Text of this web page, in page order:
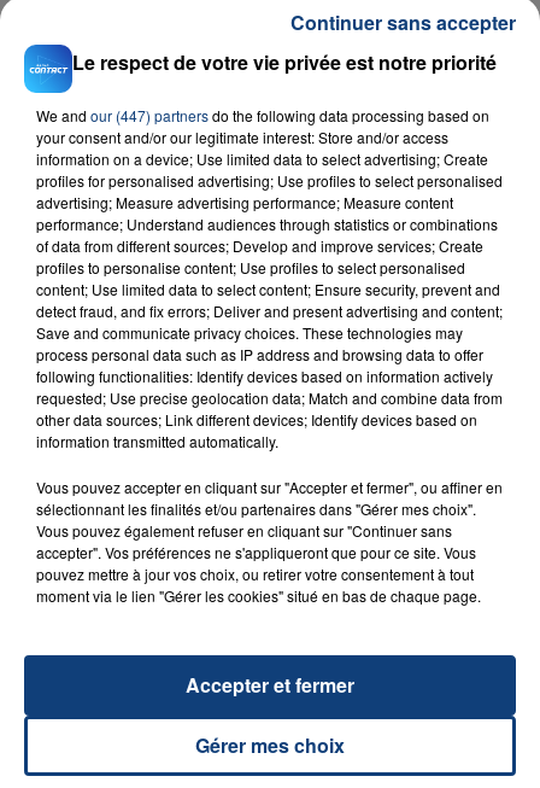
23 juillet 2026
INCENDIE MORTEL À LENS : UNE FEMME ET
SON BÉBÉ ENTRE LA VIE ET LA...
Un homme s'est immolé par le feu après avoir
aspergé sa compagne et leur bébé de trois mois
d'un liquide inflammable.
20 juillet 2026
UNE ADOLESCENTE DEVANT SE FAIRE
OPÉRER DE LA CHEVILLE RESSORT DE LA...
La famille a porté plainte contre la clinique qui a
excuses.
TITRES DIFFUSÉS
9h09
9h09 9h06
9h06
Le respect de votre vie privée est notre priorité
We and our (447) partnersdo the following data processing based on
your consent and/or our legitimate interest: Store and/or access
information on a device; Use limited data to select advertising; Create
profiles for personalised advertising; Use profiles to select personalised
advertising; Measure advertising performance; Measure content
performance; Understand audiences through statistics or combinations
of data from different sources; Develop and improve services; Create
profiles to personalise content; Use profiles to select personalised
content; Use limited data to select content; Ensure security, prevent and
detect fraud, and fix errors; Deliver and present advertising and content;
Save and communicate privacy choices. These technologies may
process personal data such as IP address and browsing data to offer
following functionalities: Identify devices based on information actively
requested; Use precise geolocation data; Match and combine data from
other data sources; Link different devices; Identify devices based on
information transmitted automatically.
Vous pouvez accepter en cliquant sur "Accepter et fermer", ou affiner en
sélectionnant les finalités et/ou partenaires dans "Gérer mes choix".
Vous pouvez également refuser en cliquant sur "Continuer sans
accepter". Vos préférences ne s'appliqueront que pour ce site. Vous
pouvez mettre à jour vos choix, ou retirer votre consentement à tout
moment via le lien "Gérer les cookies" situé en bas de chaque page.
Gérer mes choix
Accepter et fermer
Continuer sans accepter